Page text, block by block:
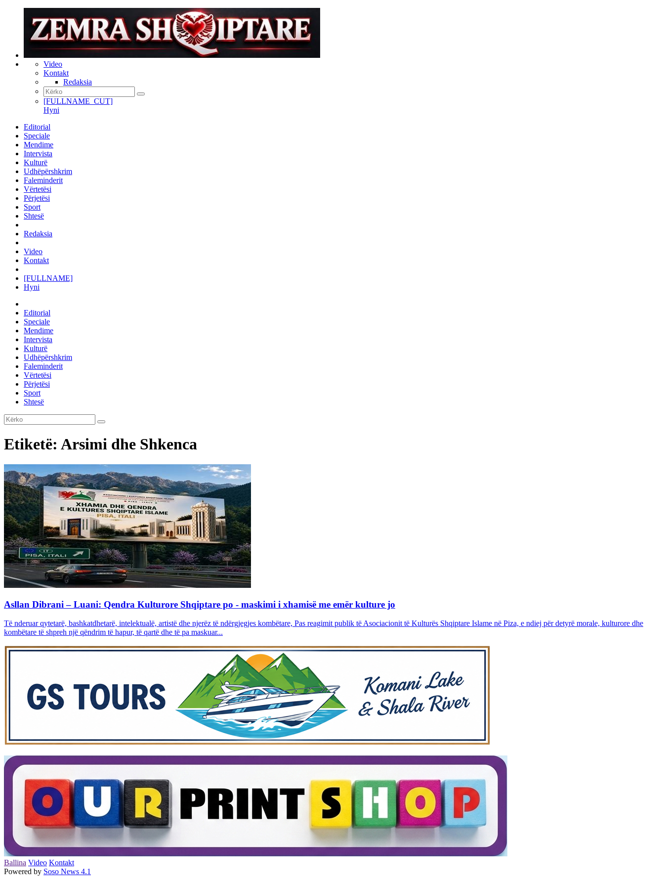
Video
Kontakt
Redaksia
[FULLNAME_CUT]
Hyni
Editorial
Speciale
Mendime
Intervista
Kulturë
Udhëpërshkrim
Faleminderit
Vërtetësi
Përjetësi
Sport
Shtesë
Redaksia
Video
Kontakt
[FULLNAME]
Hyni
Editorial
Speciale
Mendime
Intervista
Kulturë
Udhëpërshkrim
Faleminderit
Vërtetësi
Përjetësi
Sport
Shtesë
Etiketë: Arsimi dhe Shkenca
Asllan Dibrani – Luani: Qendra Kulturore Shqiptare po - maskimi i xhamisë me emër kulture jo
Të nderuar qytetarë, bashkatdhetarë, intelektualë, artistë dhe njerëz të ndërgjegjes kombëtare, Pas reagimit publik të Asociacionit të Kulturës Shqiptare Islame në Piza, e ndiej për detyrë morale, kulturore dhe
kombëtare të shpreh një qëndrim të hapur, të qartë dhe të pa maskuar...
Ballina Video Kontakt
Powered by Soso News 4.1